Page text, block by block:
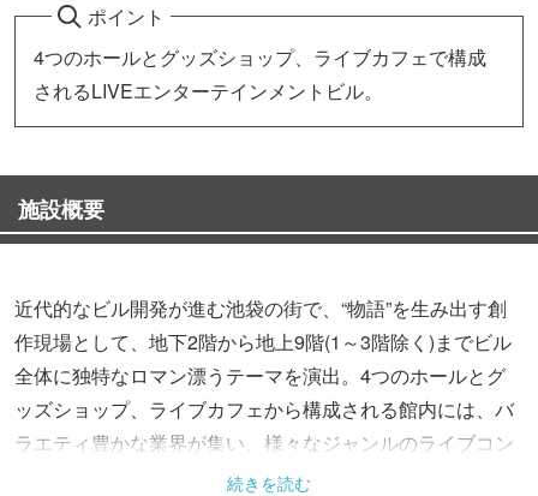
ポイント
4つのホールとグッズショップ、ライブカフェで構成
されるLIVEエンターテインメントビル。
施設概要
近代的なビル開発が進む池袋の街で、“物語”を生み出す創
作現場として、地下2階から地上9階(1～3階除く)までビル
全体に独特なロマン漂うテーマを演出。4つのホールとグ
ッズショップ、ライブカフェから構成される館内には、バ
ラエティ豊かな業界が集い、様々なジャンルのライブコン
続きを読む